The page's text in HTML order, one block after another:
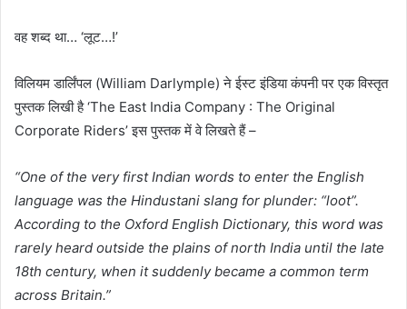
वह शब्द था… ‘लूट…!’
विलियम डार्लिंपल (William Darlymple) ने ईस्ट इंडिया कंपनी पर एक विस्तृत
पुस्तक लिखी है ‘The East India Company : The Original
Corporate Riders’ इस पुस्तक में वे लिखते हैं –
“One of the very first Indian words to enter the English
language was the Hindustani slang for plunder: “loot”.
According to the Oxford English Dictionary, this word was
rarely heard outside the plains of north India until the late
18th century, when it suddenly became a common term
across Britain.”